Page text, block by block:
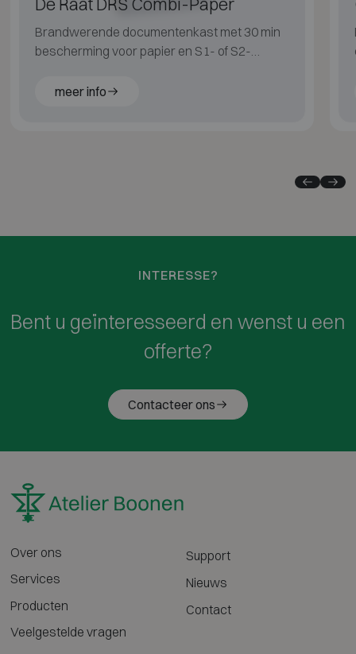
Brandwerende documentenkast met 30 min
bescherming voor papier en S1- of S2-
meer info
INTERESSE?
Bent u geïnteresseerd en wenst u een
offerte?
Contacteer ons
Over ons
Services
Producten
Veelgestelde vragen
Support
Nieuws
Contact